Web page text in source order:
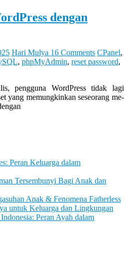
dengan
Hari Mulya 16 Comments CPanel,
, phpMyAdmin, reset password,
pengguna WordPress tidak lagi
yang memungkinkan seseorang me-
Peran Keluarga dalam
Tersembunyi Bagi Anak dan
Anak & Fenomena Fatherless
untuk Keluarga dan Lingkungan
Peran Ayah dalam